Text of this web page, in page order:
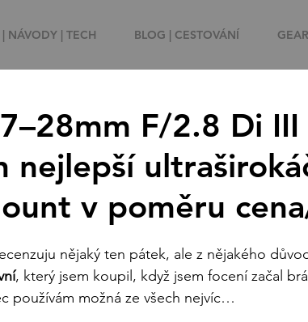
NÁVODY | TECH BLOG | CESTOVÁNÍ GEAR
F/2.8 Di III
nejlepší
v poměru
nějaký ten pátek, ale z nějakého
, který jsem koupil, když jsem focení začal
používám možná ze všech nejvíc…